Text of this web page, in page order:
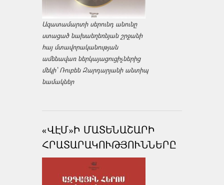
Ազատամարտի սերունդ անունը
ստացած նախաեղեռնյան շրջանի
հայ մտավորականության
ամենավառ ներկայացուցիչներից
մեկի՝ Ռուբեն Զարդարյանի անտիպ
նամակներ
«ՎԷՄ»Ի ՄԱՏԵՆԱՇԱՐԻ
ՀՐԱՏԱՐԱԿՈՒԹՅՈՒՆՆԵՐԸ